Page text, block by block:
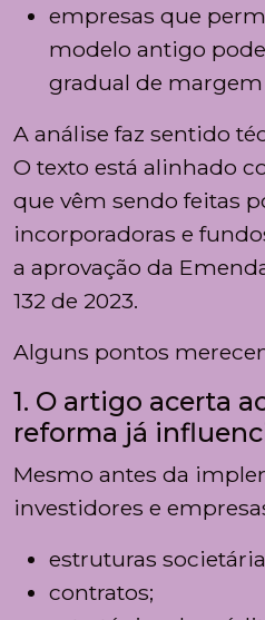
empresas que
modelo antigo
gradual de
A análise faz sentido
O texto está alinhado
que vêm sendo feitas
incorporadoras e
a aprovação da
132 de 2023.
Alguns pontos
1. O artigo acerta
reforma já
Mesmo antes da
investidores e
estruturas
contratos;